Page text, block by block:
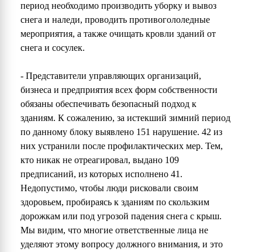
период необходимо производить уборку и вывоз
снега и наледи, проводить противогололедные
мероприятия, а также очищать кровли зданий от
снега и сосулек.
- Представители управляющих организаций,
бизнеса и предприятия всех форм собственности
обязаны обеспечивать безопасный подход к
зданиям. К сожалению, за истекший зимний период
по данному блоку выявлено 151 нарушение. 42 из
них устранили после профилактических мер. Тем,
кто никак не отреагировал, выдано 109
предписаний, из которых исполнено 41.
Недопустимо, чтобы люди рисковали своим
здоровьем, пробираясь к зданиям по скользким
дорожкам или под угрозой падения снега с крыш.
Мы видим, что многие ответственные лица не
уделяют этому вопросу должного внимания, и это